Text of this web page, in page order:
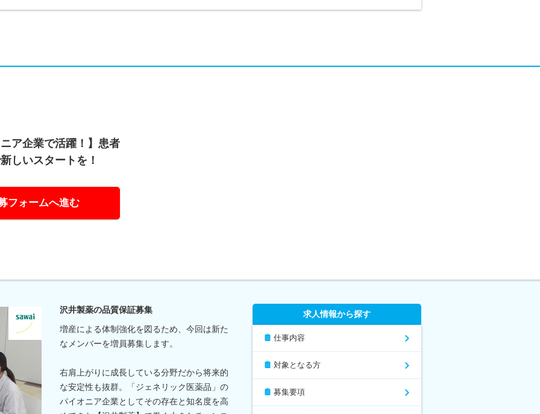
ア企業で活躍！】患者
しいスタートを！
フォームへ進む
沢井製薬の品質保証募集
増産による体制強化を図るため、今回は新た
なメンバーを増員募集します。
右肩上がりに成長している分野だから将来的
な安定性も抜群。「ジェネリック医薬品」の
パイオニア企業としてその存在と知名度を高
求人情報から探す
仕事内容
対象となる方
募集要項